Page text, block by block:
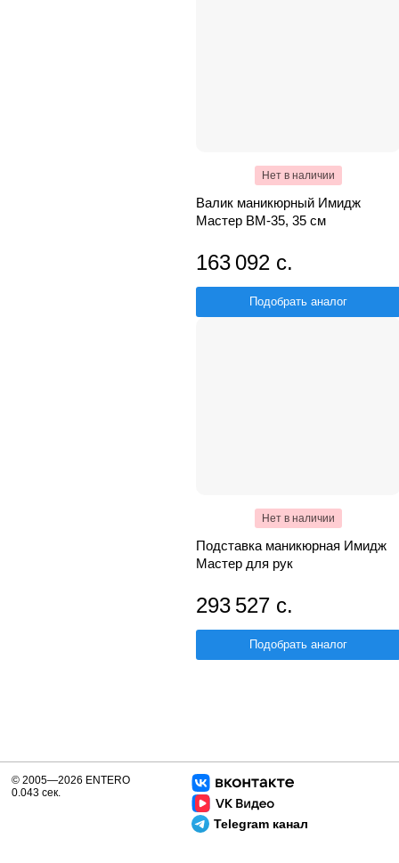
Нет в наличии
Валик маникюрный Имидж
Мастер ВМ-35, 35 см
163 092 с.
Подобрать аналог
Нет в наличии
Подставка маникюрная Имидж
Мастер для рук
293 527 с.
Подобрать аналог
Telegram канал
© 2005—2026 ENTERO
0.043 сек.